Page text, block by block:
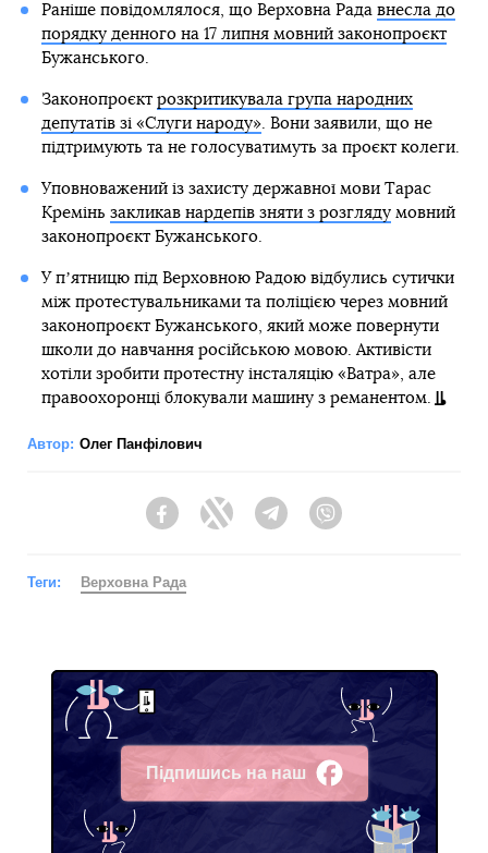
Раніше повідомлялося, що Верховна Рада внесла до
порядку денного на 17 липня мовний законопроєкт
Бужанського.
Законопроєкт розкритикувала група народних
депутатів зі «Слуги народу». Вони заявили, що не
підтримують та не голосуватимуть за проєкт колеги.
Уповноважений із захисту державної мови Тарас
Кремінь закликав нардепів зняти з розглядумовний
законопроєкт Бужанського.
У пʼятницю під Верховною Радою відбулись сутички
між протестувальниками та поліцією через мовний
законопроєкт Бужанського, який може повернути
школи до навчання російською мовою. Активісти
хотіли зробити протестну інсталяцію «Ватра», але
правоохоронці блокували машину з реманентом.
Автор: Олег Панфілович
FacebookTwitter Telegram
Теги: Верховна Рада
Підпишись на наш
Facebook